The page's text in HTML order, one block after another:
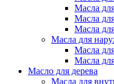
Масла
Масла
Масла
Масла для
Масла
Масла
Масло для дерева
Масла для